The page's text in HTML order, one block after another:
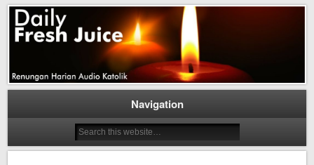
Daily Fresh Juice
Daily Fresh Juice Renungan Harian Katolik Menyejukkan dan Menyegarkan
Navigation